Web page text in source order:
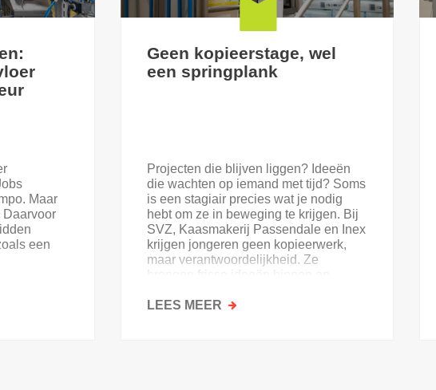
Maar
Daarvoor
een
Geen kopieerstage, wel
een springplank
Projecten die blijven liggen? Ideeën
die wachten op iemand met tijd? Soms
is een stagiair precies wat je nodig
hebt om ze in beweging te krijgen. Bij
SVZ, Kaasmakerij Passendale en Inex
krijgen jongeren geen kopieerwerk,
maar verantwoordelijkheid. Ze
brengen frisse ideeën binnen en
LEES MEER OVER